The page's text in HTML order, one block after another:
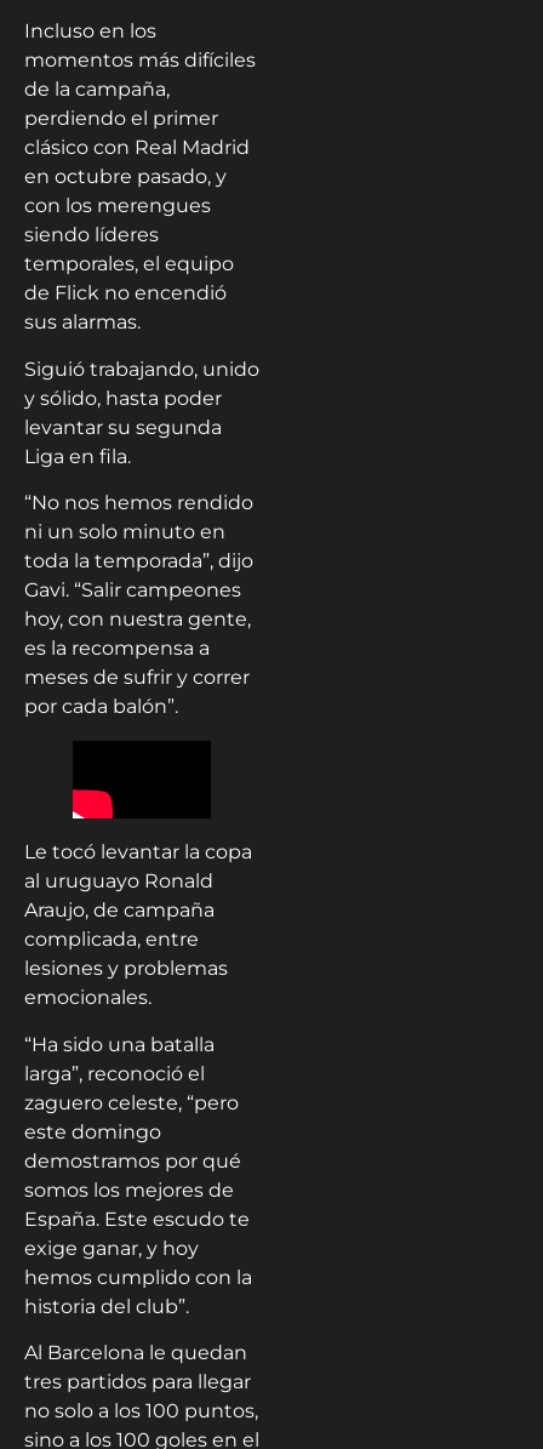
Incluso en los
momentos más difíciles
de la campaña,
perdiendo el primer
clásico con Real Madrid
en octubre pasado, y
con los merengues
siendo líderes
temporales, el equipo
de Flick no encendió
sus alarmas.
Siguió trabajando, unido
y sólido, hasta poder
levantar su segunda
Liga en fila.
“No nos hemos rendido
ni un solo minuto en
toda la temporada”, dijo
Gavi. “Salir campeones
hoy, con nuestra gente,
es la recompensa a
meses de sufrir y correr
por cada balón”.
Le tocó levantar la copa
al uruguayo Ronald
Araujo, de campaña
complicada, entre
lesiones y problemas
emocionales.
“Ha sido una batalla
larga”, reconoció el
zaguero celeste, “pero
este domingo
demostramos por qué
somos los mejores de
España. Este escudo te
exige ganar, y hoy
hemos cumplido con la
historia del club”.
Al Barcelona le quedan
tres partidos para llegar
no solo a los 100 puntos,
sino a los 100 goles en el